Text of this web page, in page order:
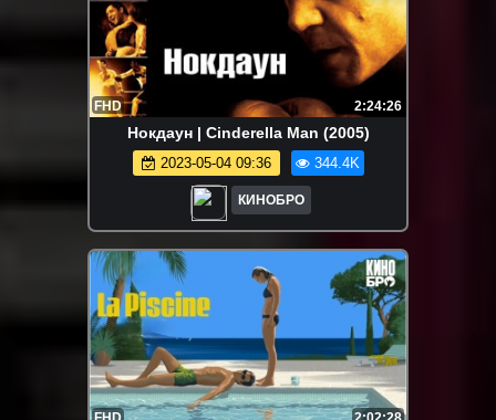
FHD 2:24:26
Нокдаун | Cinderella Man (2005)
2023-05-04 09:36 344.4K
КИНОБРО